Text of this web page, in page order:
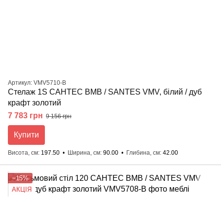
Артикул: VMV5710-B
Стелаж 1S САНТЕС ВМВ / SANTES VMV, білий / дуб
крафт золотий
7 783 грн 9 156 грн
Купити
Висота, см 197.50 Ширина, см 90.00 Глибина, см 42.00
−15%
АКЦІЯ